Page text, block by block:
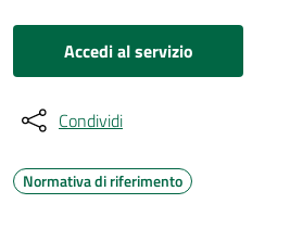
Accedi al servizio
Condividi
Normativa di riferimento